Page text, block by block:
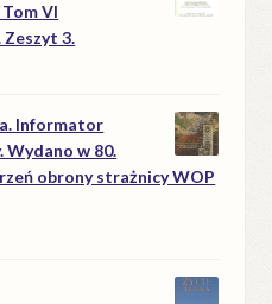
VI
3.
Informator
w 80.
obrony strażnicy WOP